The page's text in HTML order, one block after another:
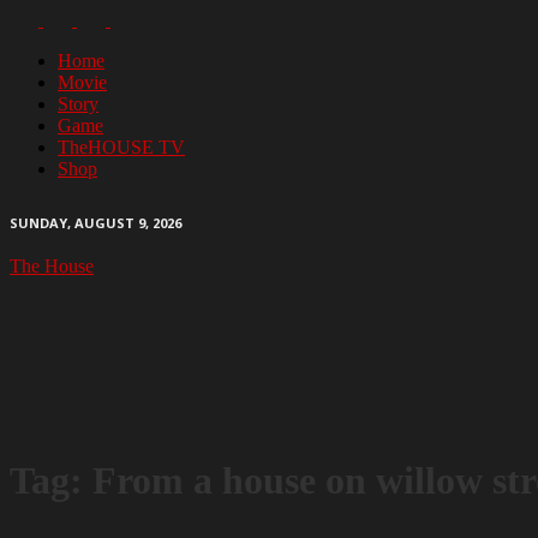
Home
Movie
Story
Game
TheHOUSE TV
Shop
SUNDAY, AUGUST 9, 2026
The House